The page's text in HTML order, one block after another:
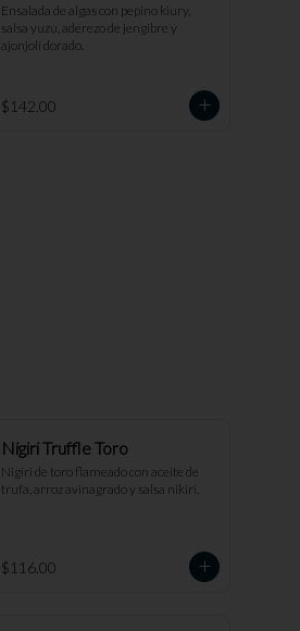
Ensalada de algas con pepino kiury,
salsa yuzu, aderezo de jengibre y
ajonjolí dorado.
$142.00
Nigiri Truffle Toro
Nigiri de toro flameado con aceite de
trufa, arroz avinagrado y salsa nikiri.
$116.00